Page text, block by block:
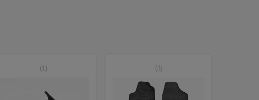
(1) (3)